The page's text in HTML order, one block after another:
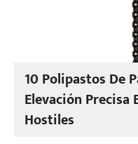
10 Polipastos De
Elevación Precisa
Hostiles